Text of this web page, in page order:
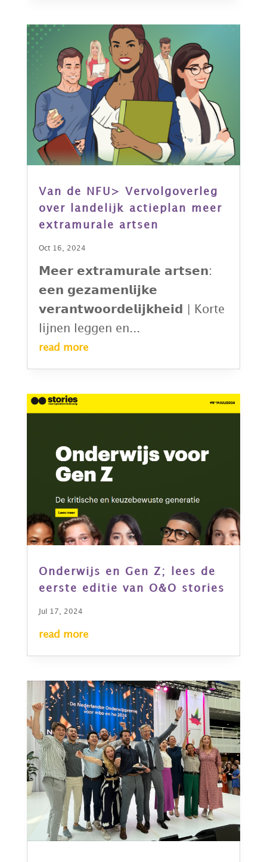
Van de NFU> Vervolgoverleg
over landelijk actieplan meer
extramurale artsen
Oct 16, 2024
𝗠𝗲𝗲𝗿 𝗲𝘅𝘁𝗿𝗮𝗺𝘂𝗿𝗮𝗹𝗲 𝗮𝗿𝘁𝘀𝗲𝗻:
𝗲𝗲𝗻 𝗴𝗲𝘇𝗮𝗺𝗲𝗻𝗹𝗶𝗷𝗸𝗲
𝘃𝗲𝗿𝗮𝗻𝘁𝘄𝗼𝗼𝗿𝗱𝗲𝗹𝗶𝗷𝗸𝗵𝗲𝗶𝗱 | Korte
lijnen leggen en...
read more
Onderwijs en Gen Z; lees de
eerste editie van O&O stories
Jul 17, 2024
read more